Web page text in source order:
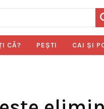
CĂ? PEŞTI CAI ŞI